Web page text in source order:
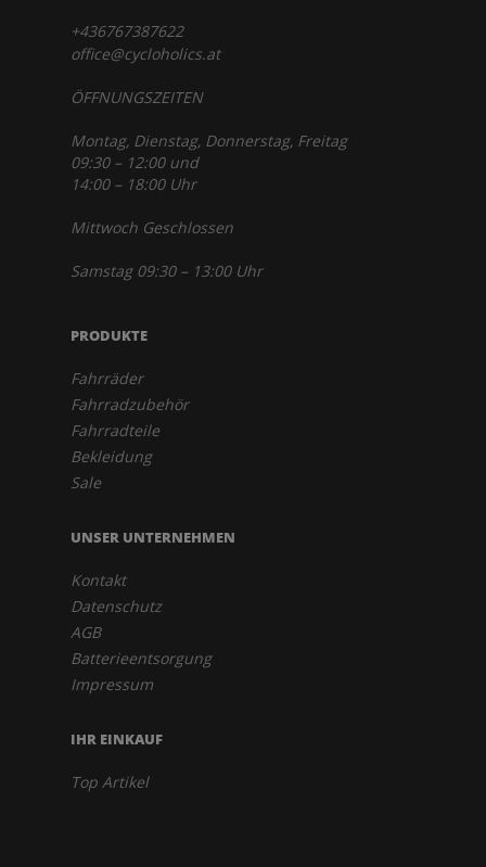
+436767387622
office@cycloholics.at
ÖFFNUNGSZEITEN
Montag, Dienstag, Donnerstag, Freitag
09:30 – 12:00 und
14:00 – 18:00 Uhr
Mittwoch Geschlossen
Samstag 09:30 – 13:00 Uhr
PRODUKTE
Fahrräder
Fahrradzubehör
Fahrradteile
Bekleidung
Sale
UNSER UNTERNEHMEN
Kontakt
Datenschutz
AGB
Batterieentsorgung
Impressum
IHR EINKAUF
Top Artikel